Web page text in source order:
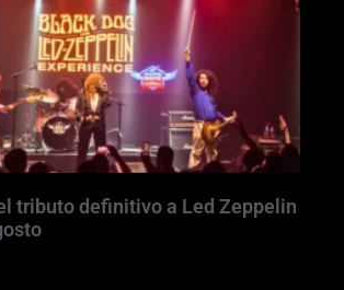
tributo definitivo a Led Zeppelin